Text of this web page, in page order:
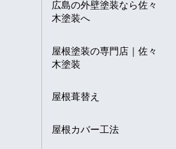
広島の外壁塗装なら佐々
木塗装へ
屋根塗装の専門店｜佐々
木塗装
屋根葺替え
屋根カバー工法